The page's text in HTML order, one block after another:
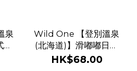
泉
Wild One 【登別溫泉
(北海道)】滑嘟嘟日式
溫泉情趣凝膠粉 - 薰衣
HK$68.00